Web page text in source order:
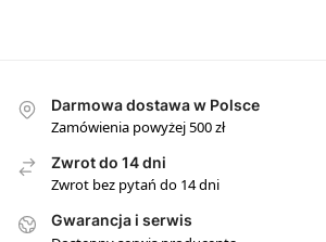
Darmowa dostawa w Polsce
Zamówienia powyżej 500 zł
Zwrot do 14 dni
Zwrot bez pytań do 14 dni
Gwarancja i serwis